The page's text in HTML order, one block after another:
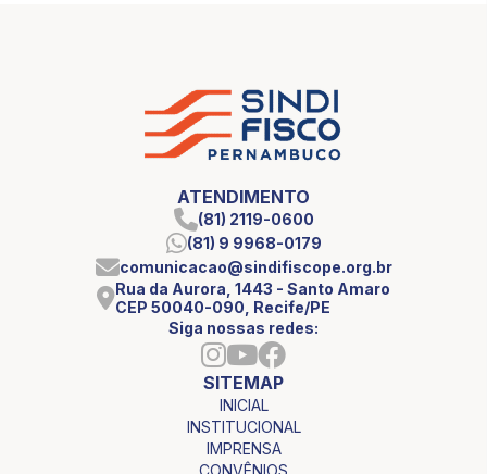
ATENDIMENTO
(81) 2119-0600
(81) 9 9968-0179
comunicacao@sindifiscope.org.br
Rua da Aurora, 1443 - Santo Amaro
CEP 50040-090, Recife/PE
Siga nossas redes:
SITEMAP
INICIAL
INSTITUCIONAL
IMPRENSA
CONVÊNIOS